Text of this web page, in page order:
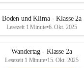
Boden und Klima - Klasse 2a
Lesezeit 1 Minute•6. Okt. 2025
Wandertag - Klasse 2a
Lesezeit 1 Minute•15. Okt. 2025